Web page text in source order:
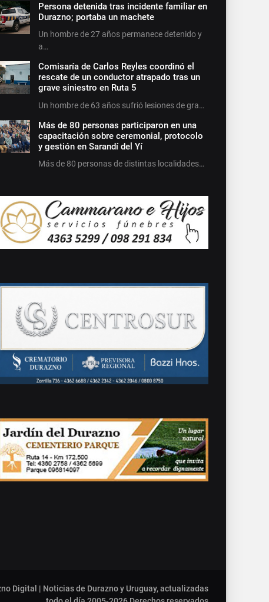
Persona detenida tras incidente familiar en
Durazno; portaba un machete
Un hombre de 27 años permanece detenido y
a…
Comisaría de Carlos Reyles coordinó el
rescate de un conductor atrapado tras un
grave siniestro en Ruta 5
Un hombre de 63 años sufrió lesiones de gra…
Más de 80 personas participaron en una
capacitación sobre ceremonial, protocolo
y gestión en Sarandí del Yí
Más de 80 personas de distintas localidades…
Digital | Noticias de Durazno y Uruguay, actualizadas